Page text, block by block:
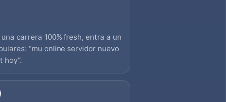
carrera 100% fresh, entra a un
“mu online servidor nuevo
hoy”.